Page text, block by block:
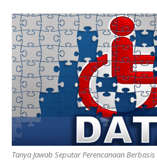
Tanya Jawab Seputar Perencanaan